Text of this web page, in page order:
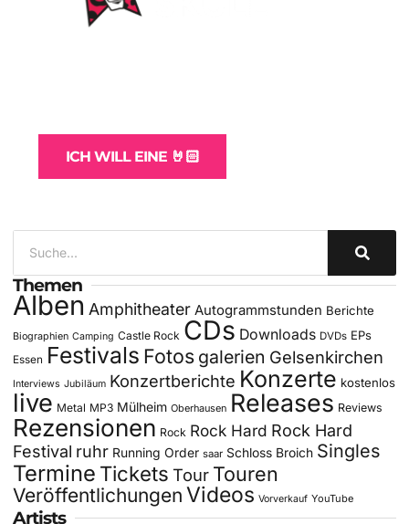
ICH WILL EINE 🤘🏻
Themen
Alben Amphitheater Autogrammstunden Berichte
Biographien Camping Castle Rock CDs Downloads DVDs EPs
Essen Festivals Fotos galerien Gelsenkirchen
Interviews Jubiläum Konzertberichte Konzerte kostenlos
live Metal MP3 Mülheim Oberhausen Releases Reviews
Rezensionen Rock Rock Hard Rock Hard
Festival ruhr Running Order saar Schloss Broich Singles
Termine Tickets Tour Touren
Veröffentlichungen Videos Vorverkauf YouTube
Artists